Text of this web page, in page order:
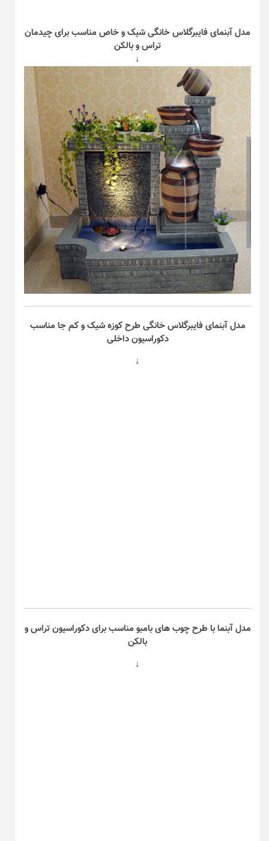
مدل آبنمای فایبرگلاس خانگی شیک و خاص مناسب برای چیدمان
تراس و بالکن
↓
مدل آبنمای فایبرگلاس خانگی طرح کوزه شیک و کم جا مناسب
دکوراسیون داخلی
↓
مدل آبنما با طرح چوب های بامبو مناسب برای دکوراسیون تراس و
بالکن
↓